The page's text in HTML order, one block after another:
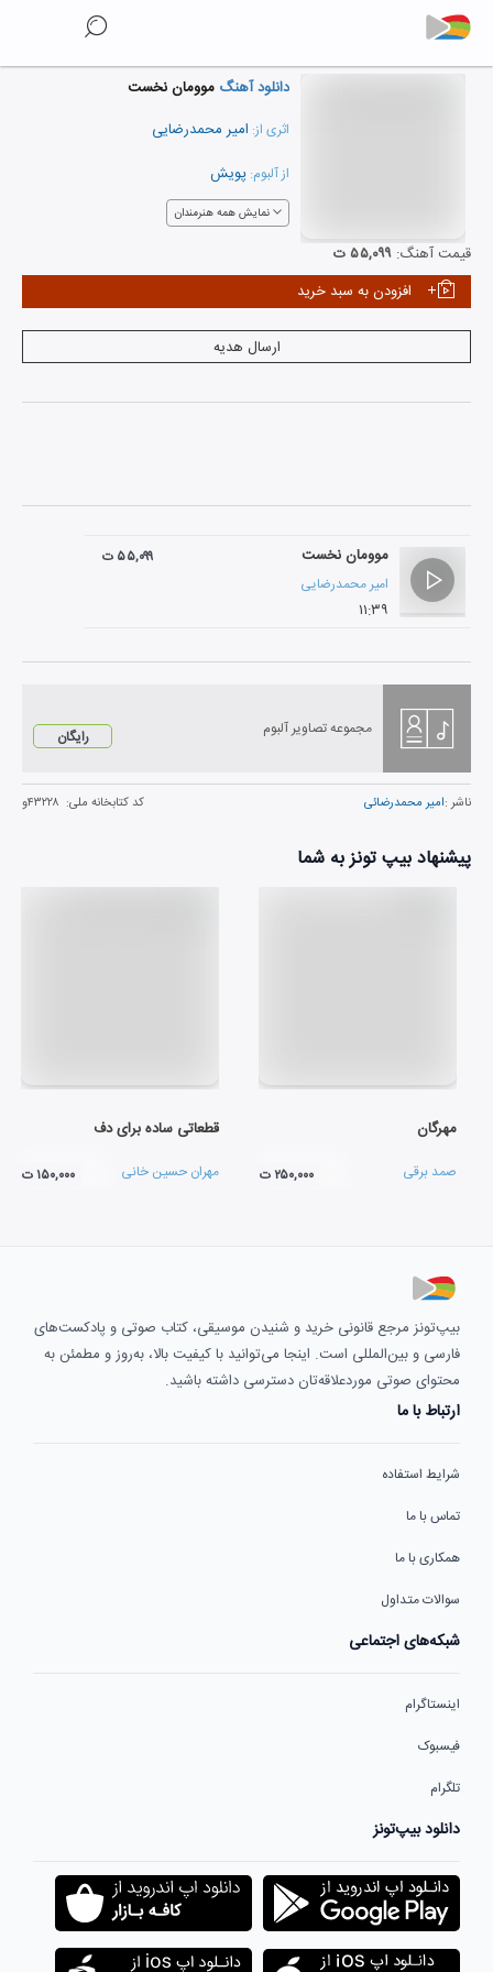
دانلود آهنگ موومان نخست
اثری از: امیر محمدرضایی
از آلبوم: پویش
نمایش همه هنرمندان
قیمت آهنگ: ۵۵,۰۹۹ ت
افزودن به سبد خرید
ارسال هدیه
موومان نخست
امیر محمدرضایی
۱۱:۳۹
۵۵,۰۹۹ ت
مجموعه تصاویر آلبوم رایگان
ناشر :امیر محمدرضائی کد کتابخانه ملی: ۴۳۲۲۸و
پیشنهاد بیپ تونز به شما
مهرگان
صمد برقی ۲۵۰,۰۰۰ ت
قطعاتی ساده برای دف
مهران حسین خانی ۱۵۰,۰۰۰ ت
بیپ‌تونز مرجع قانونی خرید و شنیدن موسیقی، کتاب صوتی و پادکست‌های
فارسی و بین‌المللی است. اینجا می‌توانید با کیفیت بالا، به‌روز و مطمئن به
محتوای صوتی موردعلاقه‌تان دسترسی داشته باشید.
ارتباط با ما
شرایط استفاده
تماس با ما
همکاری با ما
سوالات متداول
شبکه‌های اجتماعی
اینستاگرام
فیسبوک
تلگرام
دانلود بیپ‌تونز